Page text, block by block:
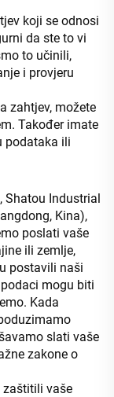
koji se odnosi
da ste to vi
to učinili,
i provjeru
zahtjev, možete
Također imate
podataka ili
Shatou Industrial
Kina),
poslati vaše
ili zemlje,
postavili naši
mogu biti
Kada
slati vaše
zakone o
zaštitili vaše